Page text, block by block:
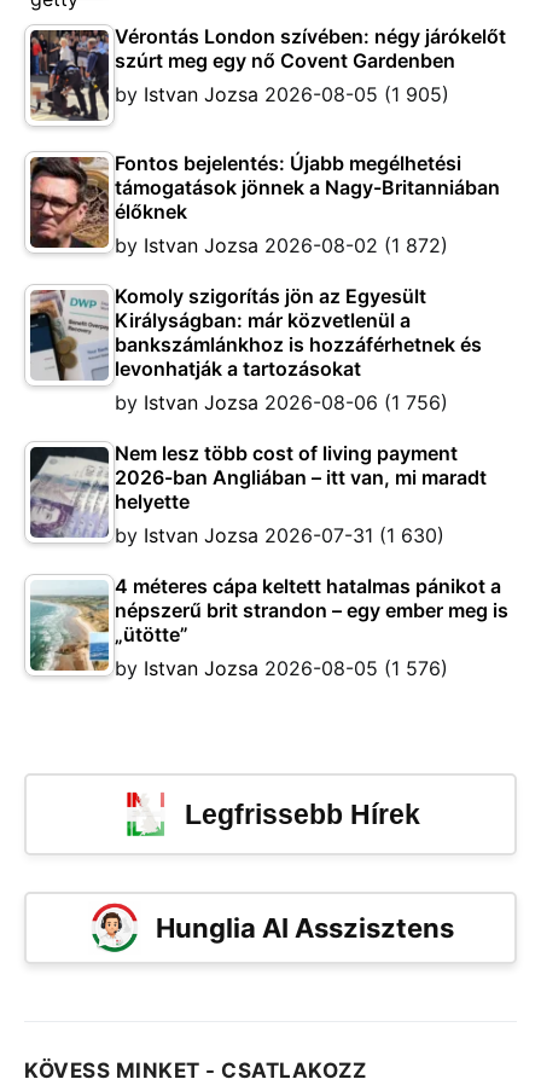
Vérontás London szívében: négy járókelőt
szúrt meg egy nő Covent Gardenben
by Istvan Jozsa 2026-08-05 (1 905)
Fontos bejelentés: Újabb megélhetési
támogatások jönnek a Nagy-Britanniában
élőknek
by Istvan Jozsa 2026-08-02 (1 872)
Komoly szigorítás jön az Egyesült
Királyságban: már közvetlenül a
bankszámlánkhoz is hozzáférhetnek és
levonhatják a tartozásokat
by Istvan Jozsa 2026-08-06 (1 756)
Nem lesz több cost of living payment
2026-ban Angliában – itt van, mi maradt
helyette
by Istvan Jozsa 2026-07-31 (1 630)
4 méteres cápa keltett hatalmas pánikot a
népszerű brit strandon – egy ember meg is
„ütötte”
by Istvan Jozsa 2026-08-05 (1 576)
Legfrissebb Hírek
Hunglia AI Asszisztens
KÖVESS MINKET - CSATLAKOZZ